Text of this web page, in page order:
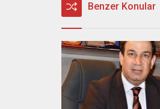
Benzer Konular